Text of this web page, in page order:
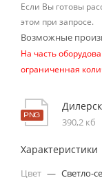
Если Вы готовы
этом при запросе.
Возможные
На часть
ограниченная
390,2 кб
Характеристики
Цвет — Светло-